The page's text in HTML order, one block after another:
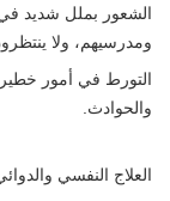
الشعور بملل شديد
ومدرسيهم، ولا
التورط في أمور
والحوادث.
العلاج النفسي